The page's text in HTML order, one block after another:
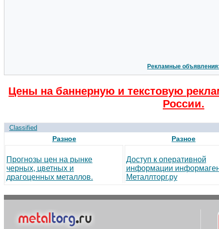
Рекламные
Цены на баннерную и текстовую
России.
Classified
Разное
Прогнозы цен на рынке
черных, цветных и
драгоценных металлов.
Разное
Доступ к оперативной
информации
Металлторг.ру